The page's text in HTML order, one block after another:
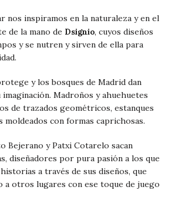
nos inspiramos en la naturaleza y en el
de la mano de Dsignio, cuyos diseños
y se nutren y sirven de ella para
y los bosques de Madrid dan
imaginación. Madroños y ahuehuetes
de trazados geométricos, estanques
moldeados con formas caprichosas.
Bejerano y Patxi Cotarelo sacan
diseñadores por pura pasión a los que
a través de sus diseños, que
a otros lugares con ese toque de juego